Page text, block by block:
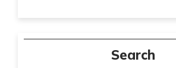
Search